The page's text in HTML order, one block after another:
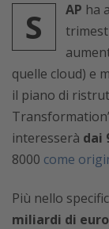
S AP ha
quelle cloud) e
il piano di
interesserà dai
8000 come
Più nello
miliardi di